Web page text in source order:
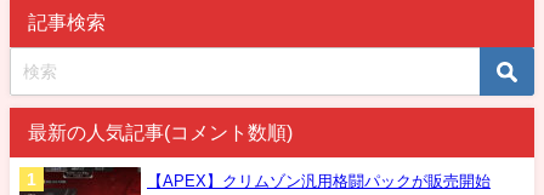
記事検索
最新の人気記事(コメント数順)
【APEX】クリムゾン汎用格闘パックが販売開始